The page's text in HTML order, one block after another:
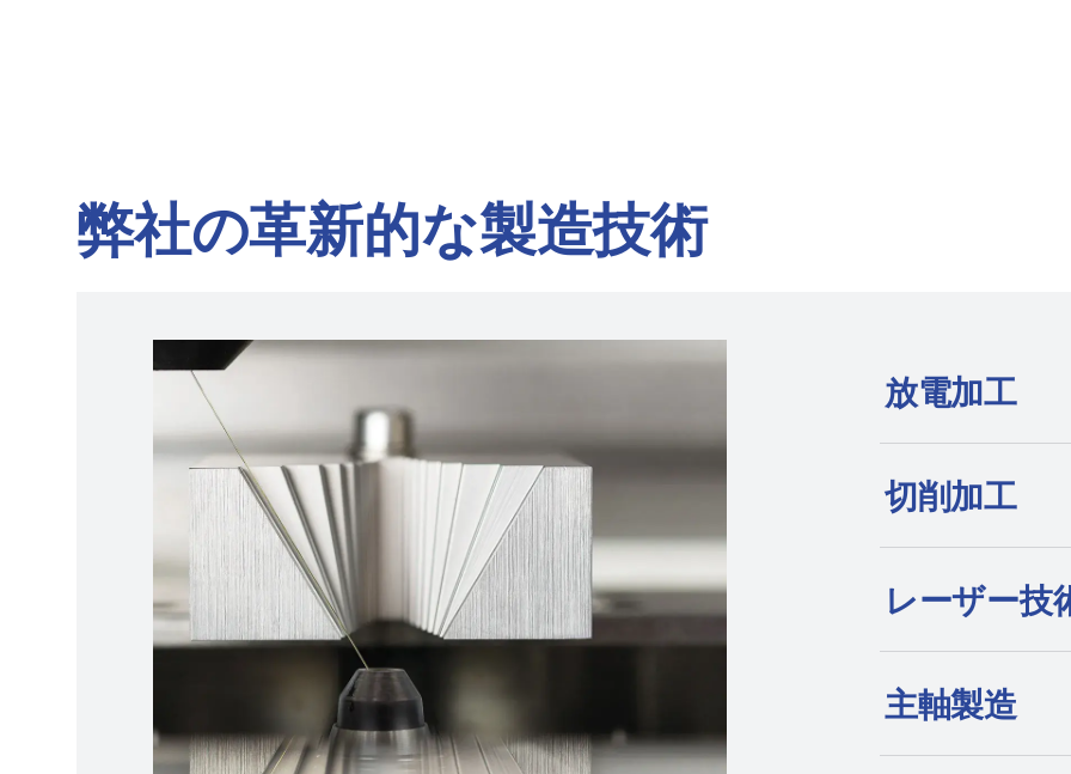
弊社の革新的な製造技術
放電加工
電加工機、形彫り
切削加工
レーザー技
主軸製造